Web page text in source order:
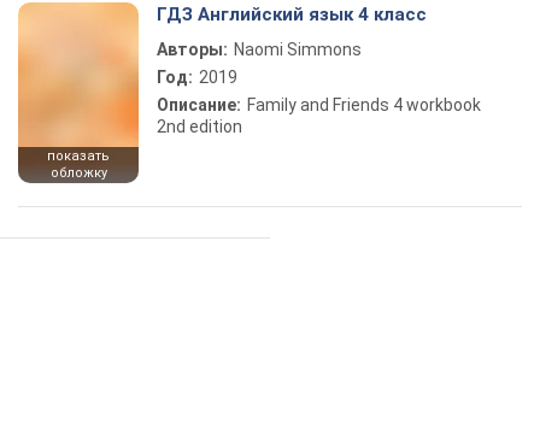
показать
обложку
ГДЗ Английский язык 4 класс
Авторы: Naomi Simmons
Год: 2019
Описание: Family and Friends 4 workbook
2nd edition